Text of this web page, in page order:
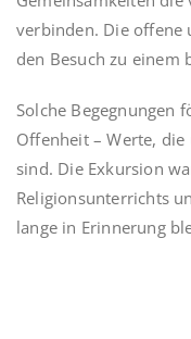
verbinden. Die offene
den Besuch zu einem
Solche Begegnungen
Offenheit – Werte,
sind. Die Exkursion
Religionsunterrichts
lange in Erinnerung